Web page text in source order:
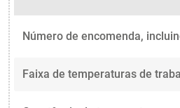
Número de encomenda,
Faixa de temperaturas de